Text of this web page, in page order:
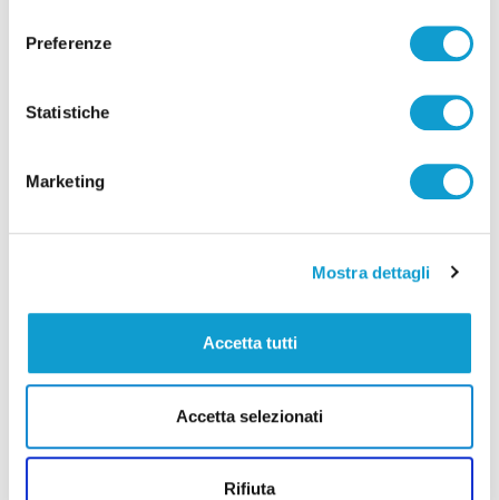
Preferenze
Statistiche
Marketing
Mostra dettagli
Accetta tutti
Accetta selezionati
Rifiuta